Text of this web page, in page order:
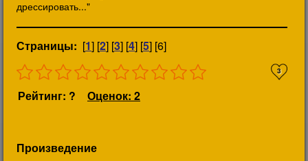
дрессировать..."
Страницы: [1] [2] [3] [4] [5] [6]
3
Рейтинг: ? Оценок: 2
Произведение